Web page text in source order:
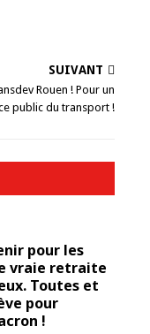
SUIVANT
Rouen ! Pour un
public du transport !
pour les
vraie retraite
Toutes et
pour
!